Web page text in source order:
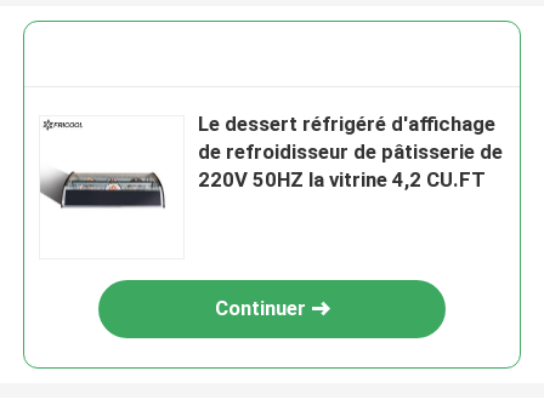
Le dessert réfrigéré d'affichage
de refroidisseur de pâtisserie de
220V 50HZ la vitrine 4,2 CU.FT
Continuer